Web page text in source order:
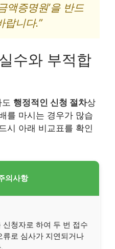
액증명원’을 반드
랍니다.”
수와 부적합
행정적인 신청 절차상
를 마시는 경우가 많습
시 아래 비교표를 확인
의사항
신청자로 하여 두 번 접수
류로 심사가 지연되거나